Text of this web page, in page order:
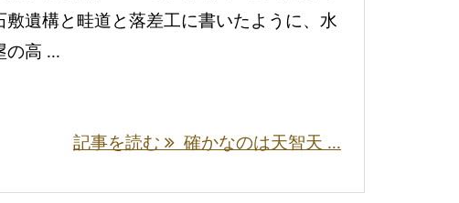
遺構と畦道と落差工に書いたように、水
の高 ...
記事を読む 確かなのは天智天 ...